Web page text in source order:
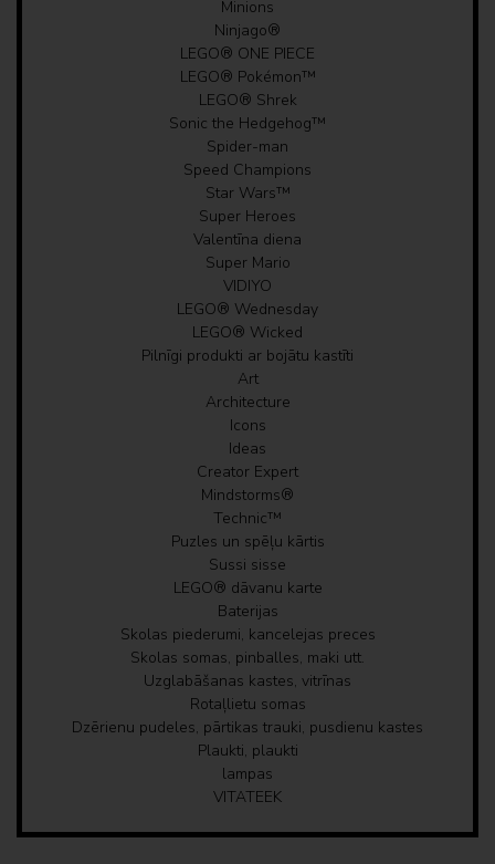
Minions
Ninjago®
LEGO® ONE PIECE
LEGO® Pokémon™
LEGO® Shrek
Sonic the Hedgehog™
Spider-man
Speed Champions
Star Wars™
Super Heroes
Valentīna diena
Super Mario
VIDIYO
LEGO® Wednesday
LEGO® Wicked
Pilnīgi produkti ar bojātu kastīti
Art
Architecture
Icons
Ideas
Creator Expert
Mindstorms®
Technic™
Puzles un spēļu kārtis
Sussi sisse
LEGO® dāvanu karte
Baterijas
Skolas piederumi, kancelejas preces
Skolas somas, pinballes, maki utt.
Uzglabāšanas kastes, vitrīnas
Rotaļlietu somas
Dzērienu pudeles, pārtikas trauki, pusdienu kastes
Plaukti, plaukti
lampas
VITATEEK